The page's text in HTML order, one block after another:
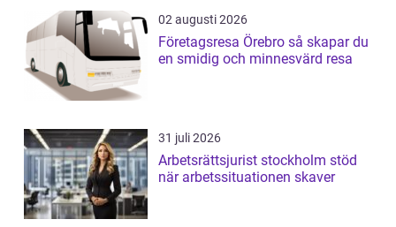
02 augusti 2026
Företagsresa Örebro så skapar du
en smidig och minnesvärd resa
31 juli 2026
Arbetsrättsjurist stockholm stöd
när arbetssituationen skaver